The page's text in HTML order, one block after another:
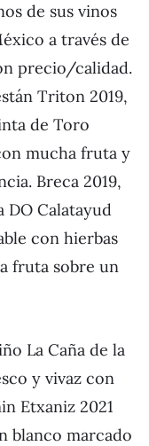
de sus vinos
a través de
precio/calidad.
Triton 2019,
de Toro
mucha fruta y
Breca 2019,
DO Calatayud
con hierbas
fruta sobre un
La Caña de la
y vivaz con
Etxaniz 2021
blanco marcado